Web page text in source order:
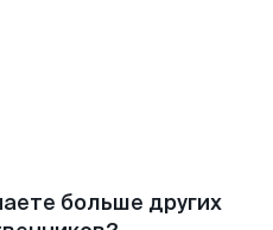
больше других